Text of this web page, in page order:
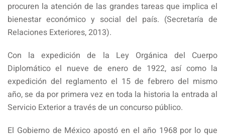
procuren la atención de las grandes tareas que implica el
bienestar económico y social del país. (Secretaría de
Relaciones Exteriores, 2013).
Con la expedición de la Ley Orgánica del Cuerpo
Diplomático el nueve de enero de 1922, así como la
expedición del reglamento el 15 de febrero del mismo
año, se da por primera vez en toda la historia la entrada al
Servicio Exterior a través de un concurso público.
El Gobierno de México apostó en el año 1968 por lo que